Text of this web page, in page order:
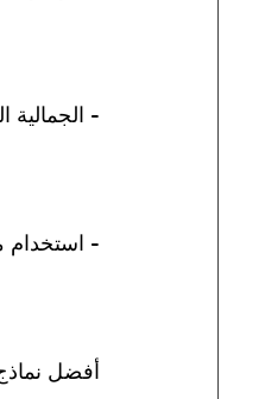
- الجمالية
- استخدام
أفضل